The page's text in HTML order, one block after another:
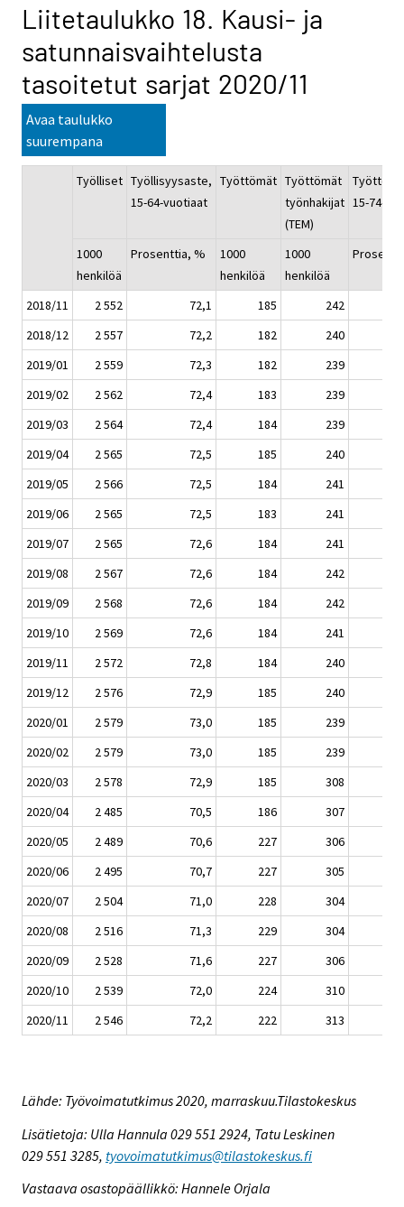
Liitetaulukko 18. Kausi- ja
satunnaisvaihtelusta
tasoitetut sarjat 2020/11
Avaa taulukko
suurempana
Työlliset Työllisyysaste,
15-64-vuotiaat
Työttömät Työttömät
työnhakijat
(TEM)
15-74-
1000
henkilöä
Prosenttia, %
1000
henkilöä
1000
henkilöä
2018/11 2 552 72,1 185
242
2018/12
2 557 72,2 182
240
2019/01
2 559 72,3 182
239
2019/02
2 562 72,4 183
239
2019/03
2 564 72,4 184
239
2019/04
2 565 72,5 185
240
2019/05
2 566 72,5 184
241
2019/06
2 565 72,5 183
241
2019/07
2 565 72,6 184
241
2019/08
2 567 72,6 184
242
2019/09
2 568 72,6 184
242
2019/10
2 569 72,6 184
241
2019/11
2 572 72,8 184
240
2019/12
2 576 72,9 185
240
2020/01
2 579 73,0 185
239
2020/02
2 579 73,0 185
239
2020/03
2 578 72,9 185
308
2020/04
2 485 70,5 186
307
2020/05
2 489 70,6 227
306
2020/06
2 495 70,7 227
305
2020/07
2 504 71,0 228
304
2020/08
2 516 71,3 229
304
2020/09
2 528 71,6 227
306
2020/10
2 539 72,0 224
310
2020/11
2 546 72,2 222 313
Lähde: Työvoimatutkimus 2020, marraskuu.Tilastokeskus
Lisätietoja: Ulla Hannula 029 551 2924, Tatu Leskinen
029 551 3285, tyovoimatutkimus@tilastokeskus.fi
Vastaava osastopäällikkö: Hannele Orjala